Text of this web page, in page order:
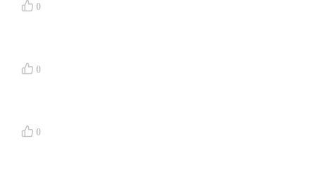
学史
律的
面对
0
0
0